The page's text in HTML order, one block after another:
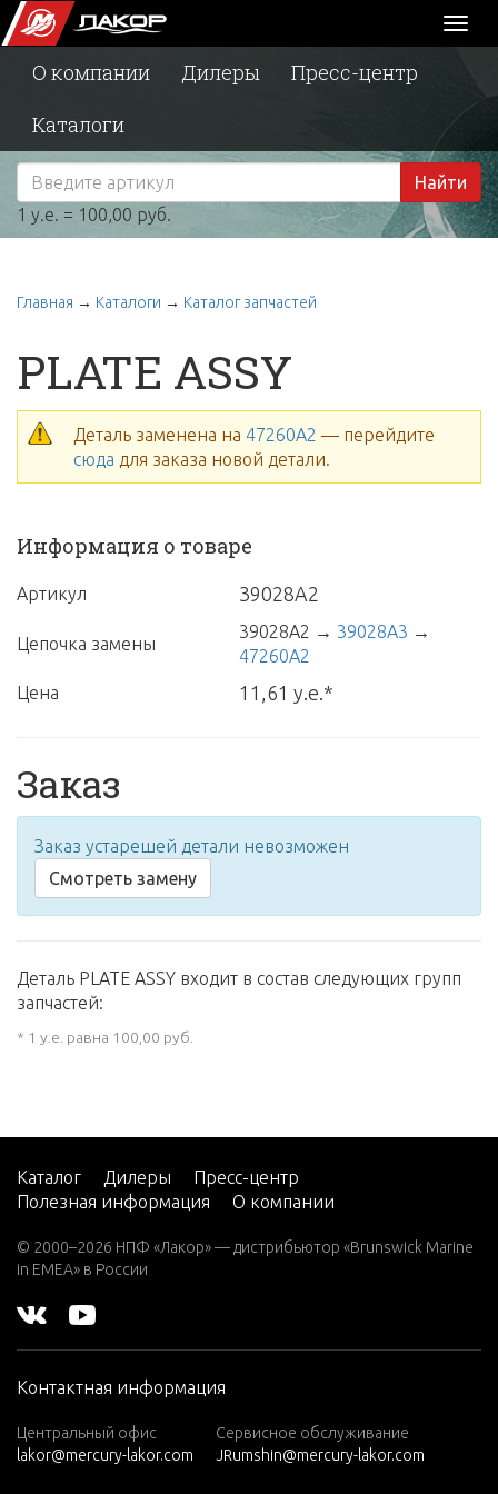
О компании Дилеры
Пресс-центр
Каталоги
Найти
1 у.е. = 100,00 руб.
Главная → Каталоги → Каталог запчастей
PLATE ASSY
Деталь заменена на 47260A2 — перейдите
сюда для заказа новой детали.
Информация о товаре
Артикул 39028A2
Цепочка замены
39028A2 → 39028A3 →
47260A2
Цена
11,61 у.е.*
Заказ
Заказ устарешей детали невозможен
Смотреть замену
Деталь PLATE ASSY входит в состав следующих групп
запчастей:
* 1 у.е. равна 100,00 руб.
Каталог Дилеры
Пресс-центр
Полезная информация
О компании
© 2000–2026 НПФ «Лакор» — дистрибьютор «Brunswick Marine
in EMEA» в России
Контактная информация
Центральный офис
lakor@mercury-lakor.com
Сервисное обслуживание
JRumshin@mercury-lakor.com